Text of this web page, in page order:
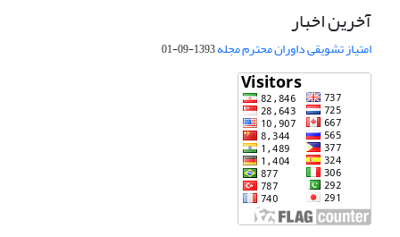
آخرین اخبار
امتیاز تشویقی داوران محترم مجله1393-09-01